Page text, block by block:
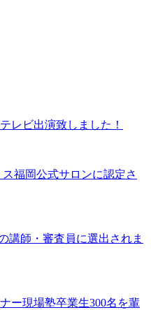
レビ出演致しました！
ス福岡公式サロンに認定さ
講師・審査員に選出されま
ー現場塾卒業生300名を輩